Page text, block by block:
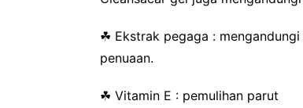
☘ Ekstrak pegaga :
penuaan.
☘ Vitamin E : pemulihan parut